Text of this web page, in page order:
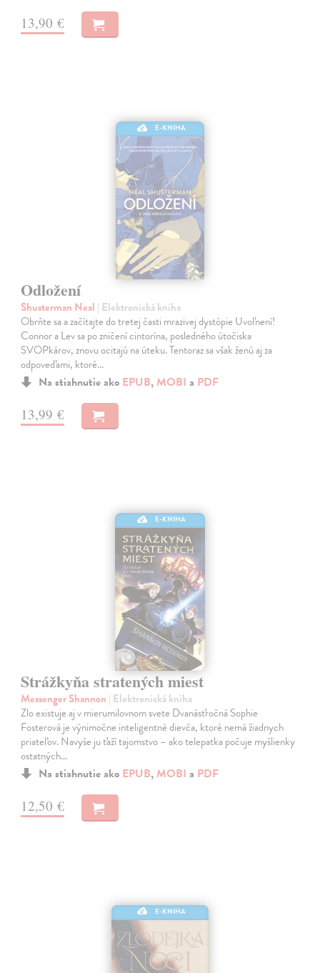
13,90 €
E-KNIHA
Odložení
Shusterman Neal | Elektronická kniha
Obrňte sa a začítajte do tretej časti mrazivej dystópie Uvoľnení!
Connor a Lev sa po zničení cintorína, posledného útočiska
SVOPkárov, znovu ocitajú na úteku. Tentoraz sa však ženú aj za
odpoveďami, ktoré…
Na stiahnutie ako EPUB, MOBI a PDF
13,99 €
E-KNIHA
Strážkyňa stratených miest
Messenger Shannon | Elektronická kniha
Zlo existuje aj v mierumilovnom svete Dvanásťročná Sophie
Fosterová je výnimočne inteligentné dievča, ktoré nemá žiadnych
priateľov. Navyše ju ťaží tajomstvo – ako telepatka počuje myšlienky
ostatných…
Na stiahnutie ako EPUB, MOBI a PDF
12,50 €
E-KNIHA